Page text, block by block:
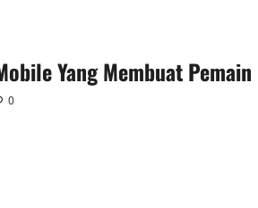
Yang Membuat
0